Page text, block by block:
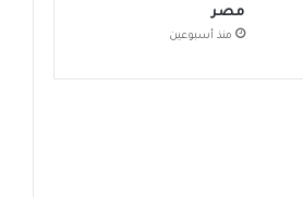
مصر
منذ أسبوعين